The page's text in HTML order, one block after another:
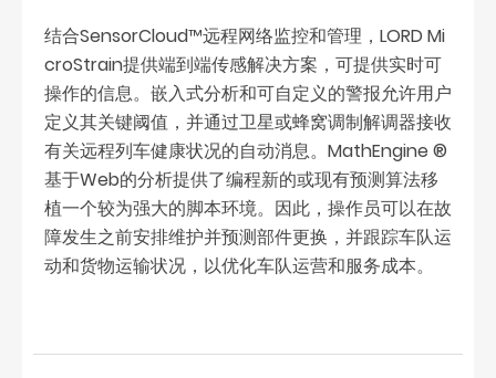
结合SensorCloud™远程网络监控和管理，LORD Mi
croStrain提供端到端传感解决方案，可提供实时可
操作的信息。嵌入式分析和可自定义的警报允许用户
定义其关键阈值，并通过卫星或蜂窝调制解调器接收
有关远程列车健康状况的自动消息。MathEngine ®
基于Web的分析提供了编程新的或现有预测算法移
植一个较为强大的脚本环境。因此，操作员可以在故
障发生之前安排维护并预测部件更换，并跟踪车队运
动和货物运输状况，以优化车队运营和服务成本。